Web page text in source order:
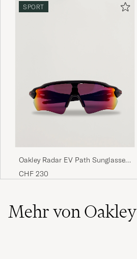
SPORT
Oakley Radar EV Path Sunglasses
Matte Black
CHF 230
Mehr von Oakley